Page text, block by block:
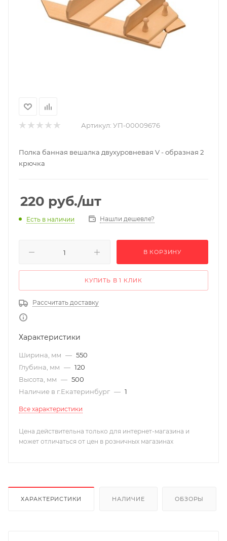
Артикул: УП-00009676
Полка банная вешалка двухуровневая V - образная 2
крючка
220 руб./шт
Есть в наличии Нашли дешевле?
В КОРЗИНУ
КУПИТЬ В 1 КЛИК
Рассчитать доставку
Характеристики
Ширина, мм — 550
Глубина, мм — 120
Высота, мм — 500
Наличие в г.Екатеринбург — 1
Все характеристики
Цена действительна только для интернет-магазина и
может отличаться от цен в розничных магазинах
ХАРАКТЕРИСТИКИ НАЛИЧИЕ ОБЗОРЫ